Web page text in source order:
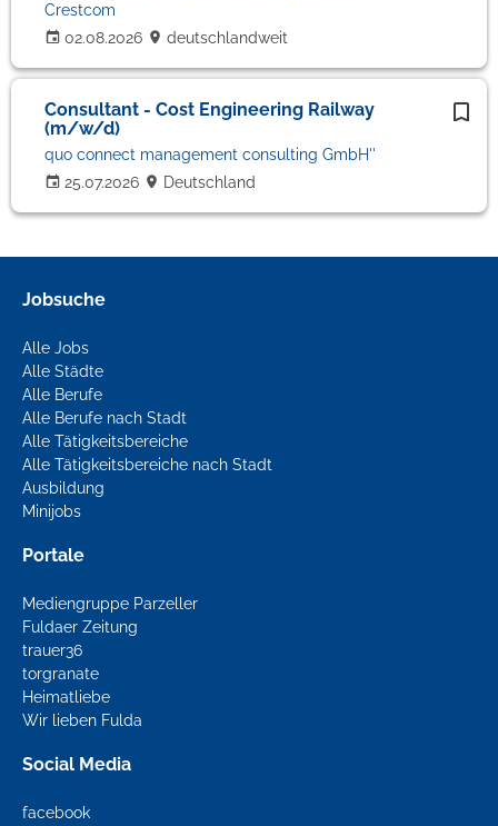
02.08.2026
Crestcom
deutschlandweit
Consultant - Cost Engineering Railway
(m/w/d)
25.07.2026
quo connect management consulting GmbH''
Deutschland
Jobsuche
Alle Jobs
Alle Städte
Alle Berufe
Alle Berufe nach Stadt
Alle Tätigkeitsbereiche
Alle Tätigkeitsbereiche nach Stadt
Ausbildung
Minijobs
Portale
Mediengruppe Parzeller
Fuldaer Zeitung
trauer36
torgranate
Heimatliebe
Wir lieben Fulda
Social Media
facebook